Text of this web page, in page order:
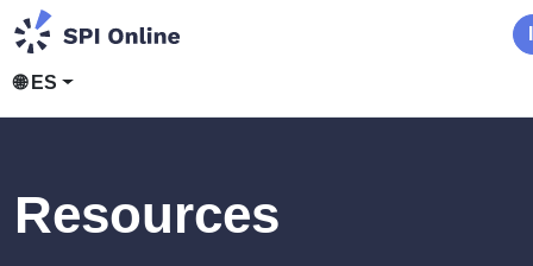
🌐 ES
Resources